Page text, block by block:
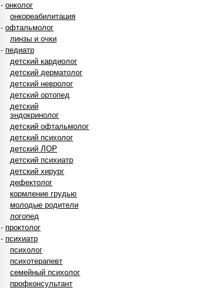
- онколог
онкореабилитация
- офтальмолог
линзы и очки
- педиатр
детский кардиолог
детский дерматолог
детский невролог
детский ортопед
детский
эндокринолог
детский офтальмолог
детский психолог
детский ЛОР
детский психиатр
детский хирург
дефектолог
кормление грудью
молодые родители
логопед
- проктолог
- психиатр
психолог
психотерапевт
семейный психолог
профконсультант